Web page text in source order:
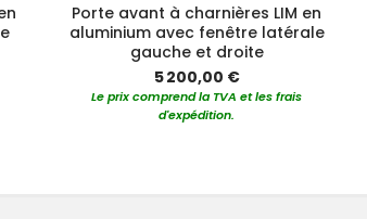
Porte avant à charnières LIM en
aluminium avec fenêtre latérale
gauche et droite
5 200,00 €
Le prix comprend la TVA et les frais
d'expédition.